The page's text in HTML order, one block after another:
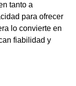
tanto a
para ofrecer
lo convierte en
fiabilidad y